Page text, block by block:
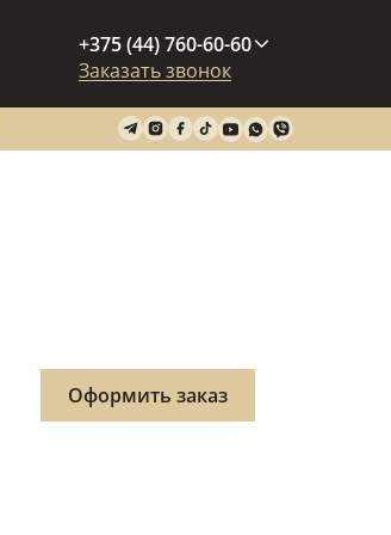
+375 (44) 760-60-60
Заказать звонок
Оформить заказ